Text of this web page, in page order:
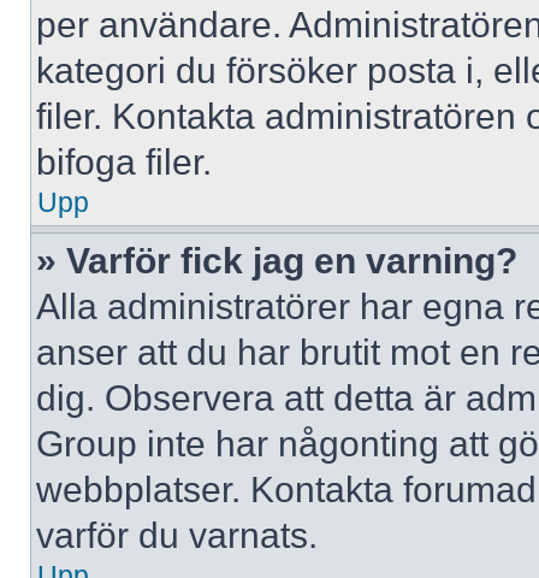
per användare.
kategori du försöker posta i,
filer. Kontakta administratören
bifoga filer.
Upp
» Varför fick jag en varning?
Alla administratörer har egna
anser att du har brutit mot en
dig. Observera att detta är
Group inte har någonting att
webbplatser. Kontakta
varför du varnats.